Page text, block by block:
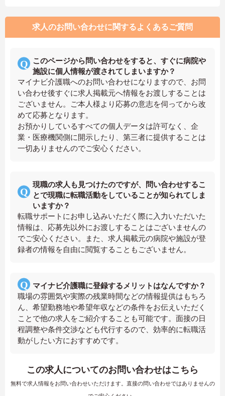
求人のお問い合わせに関するよくあるご質問
このページから問い合わせをすると、すぐに病院や
施設に個人情報が渡されてしまいますか？
マイナビ介護職へのお問い合わせになりますので、お問
い合わせ後すぐに求人掲載元へ情報をお渡しすることは
ございません。ご本人様より応募の意志を伺ってから改
めて応募となります。
お預かりしているすべての個人データは許可なく、企
業・医療機関側に開示したり、第三者に提供することは
一切ありませんのでご安心ください。
現職の求人も見つけたのですが、問い合わせするこ
とで現職に転職活動をしていることが知られてしま
いますか？
転職サポートにお申し込みいただく際に入力いただいた
情報は、応募先以外にお渡しすることはございませんの
でご安心ください。また、求人掲載元の病院や施設が登
録者の情報を自由に閲覧することもございません。
マイナビ介護職に登録するメリットはなんですか？
職場の雰囲気や実際の残業時間などの情報提供はもちろ
ん、希望勤務地や希望年収などの条件をお伝えいただく
ことで他の求人をご紹介することも可能です。面接の日
程調整や条件交渉なども代行するので、効率的に転職活
動がしたい方におすすめです。
この求人についてのお問い合わせはこちら
無料で求人情報をお問い合わせいただけます。直接の問い合わせではありませんの